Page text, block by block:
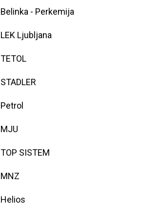
Belinka - Perkemija
LEK Ljubljana
TETOL
STADLER
Petrol
MJU
TOP SISTEM
MNZ
Helios